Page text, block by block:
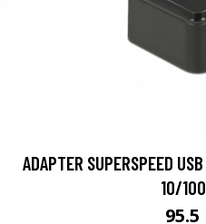
ADAPTER SUPERSPEED
10/
95.5